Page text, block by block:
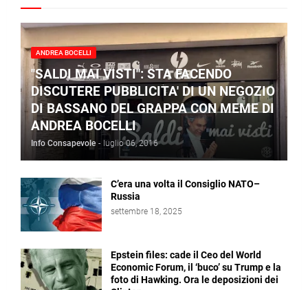
ANDREA BOCELLI
"SALDI MAI VISTI": STA FACENDO
DISCUTERE PUBBLICITA' DI UN NEGOZIO
DI BASSANO DEL GRAPPA CON MEME DI
ANDREA BOCELLI
Info Consapevole - luglio 06, 2016
C’era una volta il Consiglio NATO–
Russia
settembre 18, 2025
Epstein files: cade il Ceo del World
Economic Forum, il ‘buco’ su Trump e la
foto di Hawking. Ora le deposizioni dei